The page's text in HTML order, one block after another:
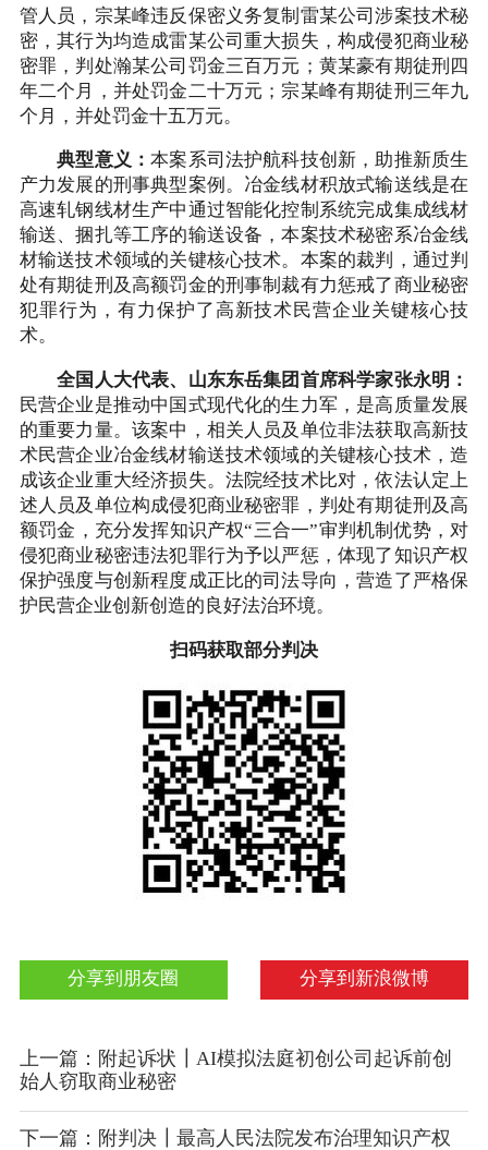
管人员，宗某峰违反保密义务复制雷某公司涉案技术秘
密，其行为均造成雷某公司重大损失，构成侵犯商业秘
密罪，判处瀚某公司罚金三百万元；黄某豪有期徒刑四
年二个月，并处罚金二十万元；宗某峰有期徒刑三年九
个月，并处罚金十五万元。
典型意义：本案系司法护航科技创新，助推新质生
产力发展的刑事典型案例。冶金线材积放式输送线是在
高速轧钢线材生产中通过智能化控制系统完成集成线材
输送、捆扎等工序的输送设备，本案技术秘密系冶金线
材输送技术领域的关键核心技术。本案的裁判，通过判
处有期徒刑及高额罚金的刑事制裁有力惩戒了商业秘密
犯罪行为，有力保护了高新技术民营企业关键核心技
术。
全国人大代表、山东东岳集团首席科学家张永明：
民营企业是推动中国式现代化的生力军，是高质量发展
的重要力量。该案中，相关人员及单位非法获取高新技
术民营企业冶金线材输送技术领域的关键核心技术，造
成该企业重大经济损失。法院经技术比对，依法认定上
述人员及单位构成侵犯商业秘密罪，判处有期徒刑及高
额罚金，充分发挥知识产权“三合一”审判机制优势，对
侵犯商业秘密违法犯罪行为予以严惩，体现了知识产权
保护强度与创新程度成正比的司法导向，营造了严格保
护民营企业创新创造的良好法治环境。
扫码获取部分判决
分享到新浪微博
分享到朋友圈
上一篇：附起诉状┃AI模拟法庭初创公司起诉前创
始人窃取商业秘密
下一篇：附判决┃最高人民法院发布治理知识产权